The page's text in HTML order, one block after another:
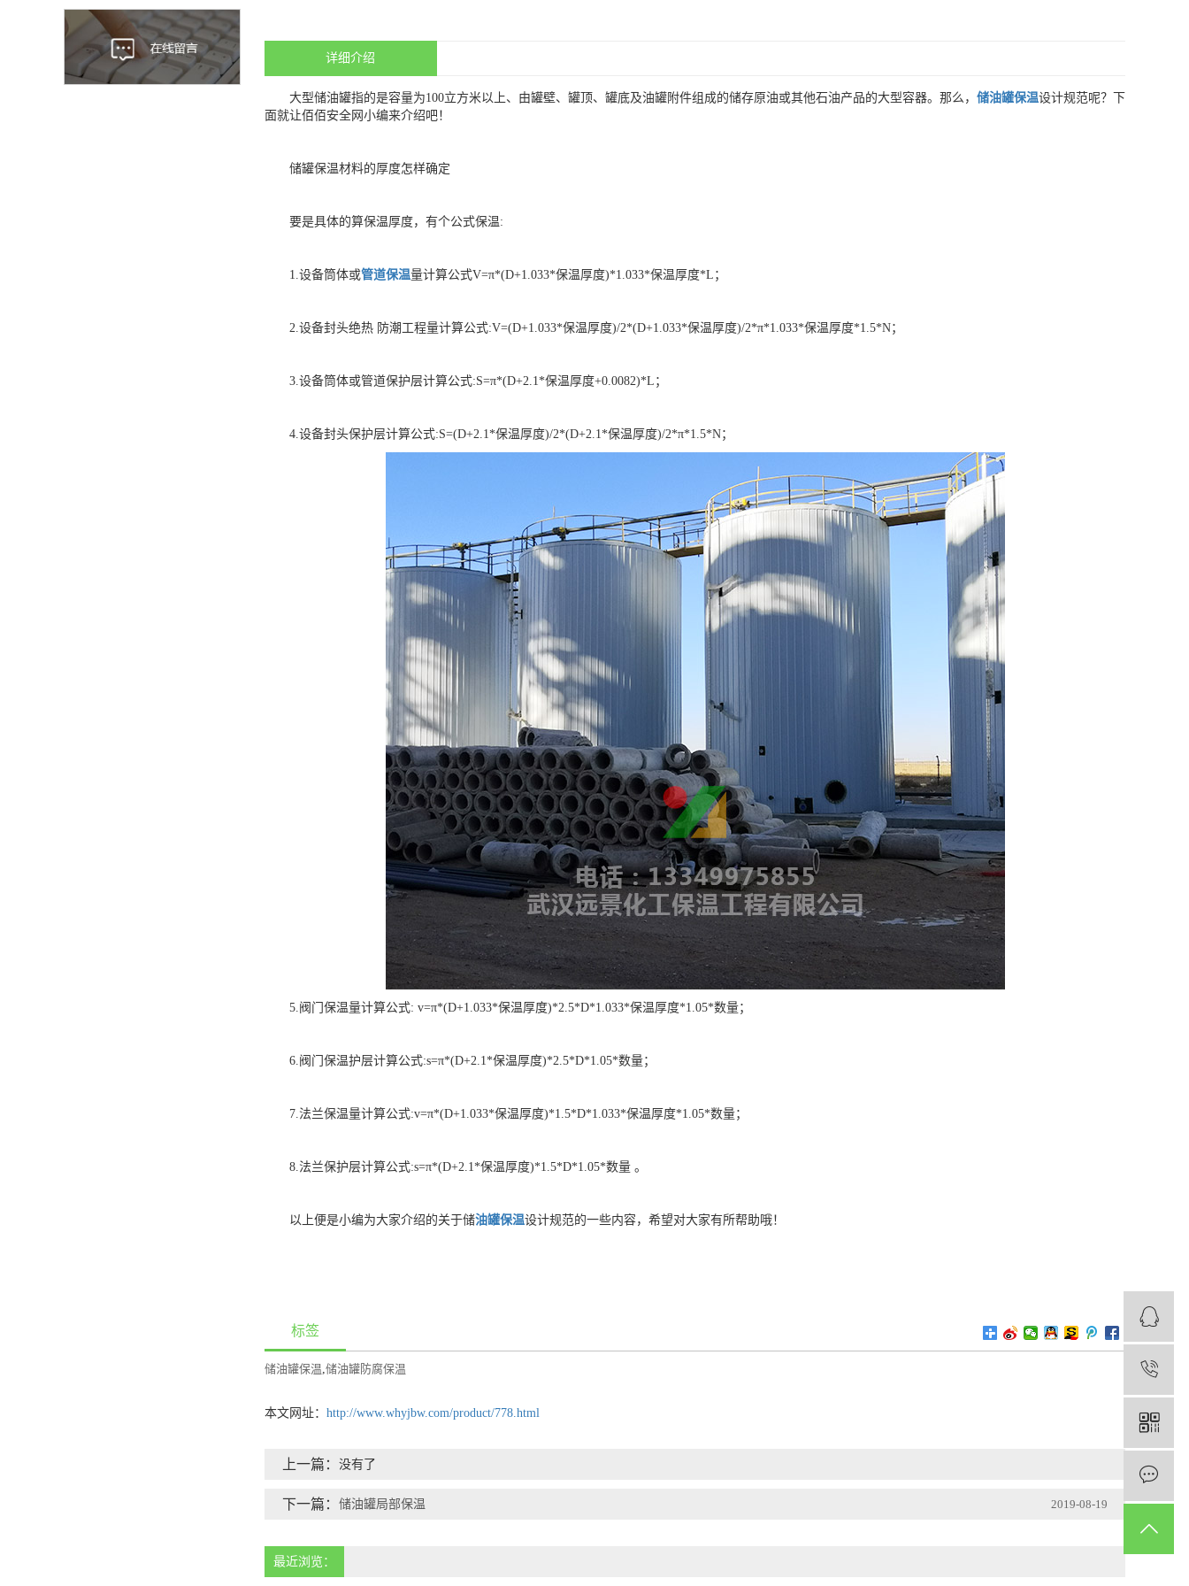
详细介绍
大型储油罐指的是容量为100立方米以上、由罐壁、罐顶、罐底及油罐附件组成的储存原油或其他石油产品的大型容器。那么， 储油罐保温设计规范呢？下
面就让佰佰安全网小编来介绍吧！
储罐保温材料的厚度怎样确定
要是具体的算保温厚度，有个公式保温:
1.设备筒体或管道保温量计算公式V=π*(D+1.033*保温厚度)*1.033*保温厚度*L；
2.设备封头绝热 防潮工程量计算公式:V=(D+1.033*保温厚度)/2*(D+1.033*保温厚度)/2*π*1.033*保温厚度*1.5*N；
3.设备筒体或管道保护层计算公式:S=π*(D+2.1*保温厚度+0.0082)*L；
4.设备封头保护层计算公式:S=(D+2.1*保温厚度)/2*(D+2.1*保温厚度)/2*π*1.5*N；
5.阀门保温量计算公式: v=π*(D+1.033*保温厚度)*2.5*D*1.033*保温厚度*1.05*数量；
6.阀门保温护层计算公式:s=π*(D+2.1*保温厚度)*2.5*D*1.05*数量；
7.法兰保温量计算公式:v=π*(D+1.033*保温厚度)*1.5*D*1.033*保温厚度*1.05*数量；
8.法兰保护层计算公式:s=π*(D+2.1*保温厚度)*1.5*D*1.05*数量 。
以上便是小编为大家介绍的关于储油罐保温设计规范的一些内容，希望对大家有所帮助哦！
标签
储油罐保温,储油罐防腐保温
本文网址： http://www.whyjbw.com/product/778.html
上一篇： 没有了
下一篇： 储油罐局部保温 2019-08-19
最近浏览：